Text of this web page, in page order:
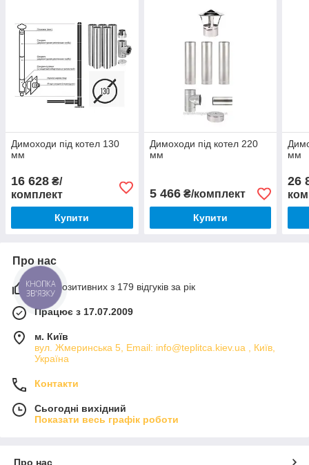
Димоходи під котел 130
мм
16 628 ₴/
комплект
Купити
Димоходи під котел 220
мм
5 466₴/комплект
Купити
мм
26
Про нас
97% позитивних з 179 відгуків за рік
Працює з 17.07.2009
м. Київ
вул. Жмеринська 5, Email: info@teplitca.kiev.ua , Київ,
Україна
Контакти
Сьогодні вихідний
Показати весь графік роботи
Про нас
КНОПКА
ЗВ'ЯЗКУ